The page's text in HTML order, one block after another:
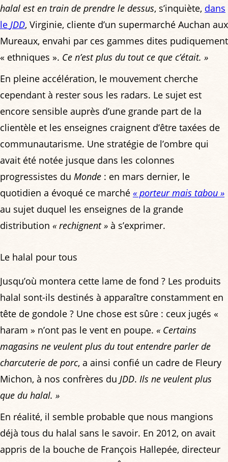
halal est en train de prendre le dessus, s’inquiète, dans
le JDD, Virginie, cliente d’un supermarché Auchan aux
Mureaux, envahi par ces gammes dites pudiquement
« ethniques ». Ce n’est plus du tout ce que c’était. »
En pleine accélération, le mouvement cherche
cependant à rester sous les radars. Le sujet est
encore sensible auprès d’une grande part de la
clientèle et les enseignes craignent d’être taxées de
communautarisme. Une stratégie de l’ombre qui
avait été notée jusque dans les colonnes
progressistes du Monde : en mars dernier, le
quotidien a évoqué ce marché « porteur mais tabou »
au sujet duquel les enseignes de la grande
distribution « rechignent » à s’exprimer.
Le halal pour tous
Jusqu’où montera cette lame de fond ? Les produits
halal sont-ils destinés à apparaître constamment en
tête de gondole ? Une chose est sûre : ceux jugés «
haram » n’ont pas le vent en poupe. « Certains
magasins ne veulent plus du tout entendre parler de
charcuterie de porc, a ainsi confié un cadre de Fleury
Michon, à nos confrères du JDD. Ils ne veulent plus
que du halal. »
En réalité, il semble probable que nous mangions
déjà tous du halal sans le savoir. En 2012, on avait
appris de la bouche de François Hallepée, directeur